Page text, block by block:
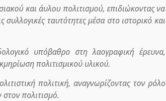
και άυλου πολιτισμού, επιδιώκοντας να
συλλογικές ταυτότητες μέσα στο ιστορικό και
υπόβαθρο στη λαογραφική έρευνα,
πολιτισμικού υλικού.
πολιτική, αναγνωρίζοντας τον ρόλο
πολιτισμό.